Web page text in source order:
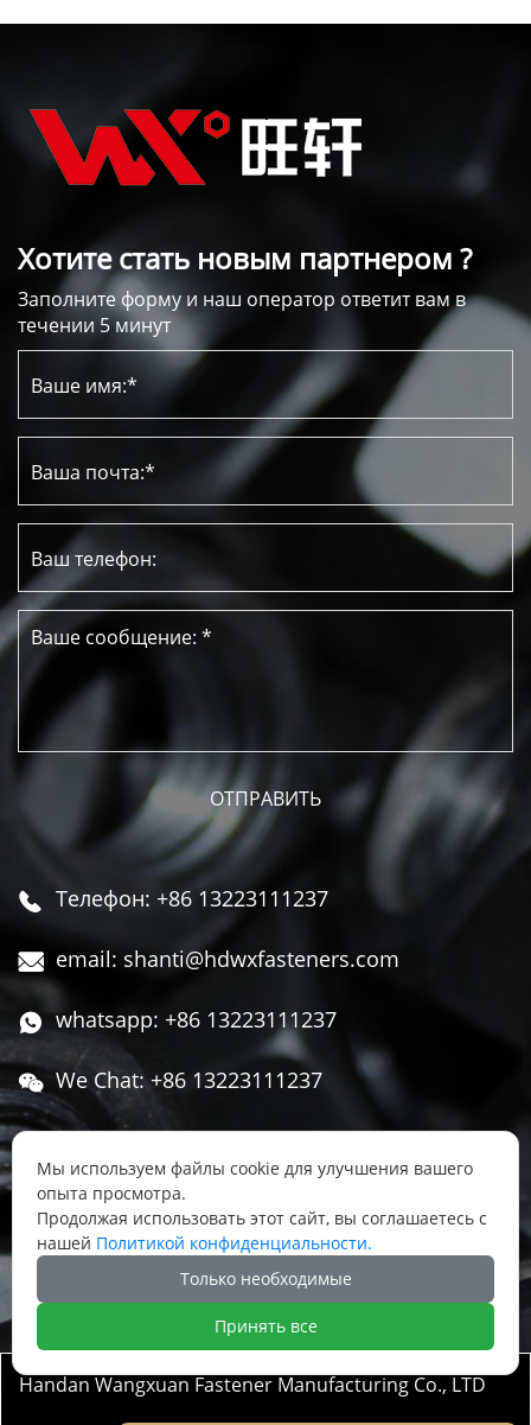
Хотите стать новым партнером ?
Заполните форму и наш оператор ответит вам в
течении 5 минут
 Телефон: +86 13223111237
 email: shanti@hdwxfasteners.com
 whatsapp: +86 13223111237
 We Chat: +86 13223111237
Адрес: Северная часть Западной улицы,
Чжоуцунь, поселок Сису, район Юннянь,
город Ханьдань, провинция Хэбэй, Китай
 
Handan Wangxuan Fastener Manufacturing Co., LTD
Мы используем файлы cookie для улучшения вашего
опыта просмотра.
Продолжая использовать этот сайт, вы соглашаетесь с
нашей Политикой конфиденциальности.
Только необходимые
Принять все